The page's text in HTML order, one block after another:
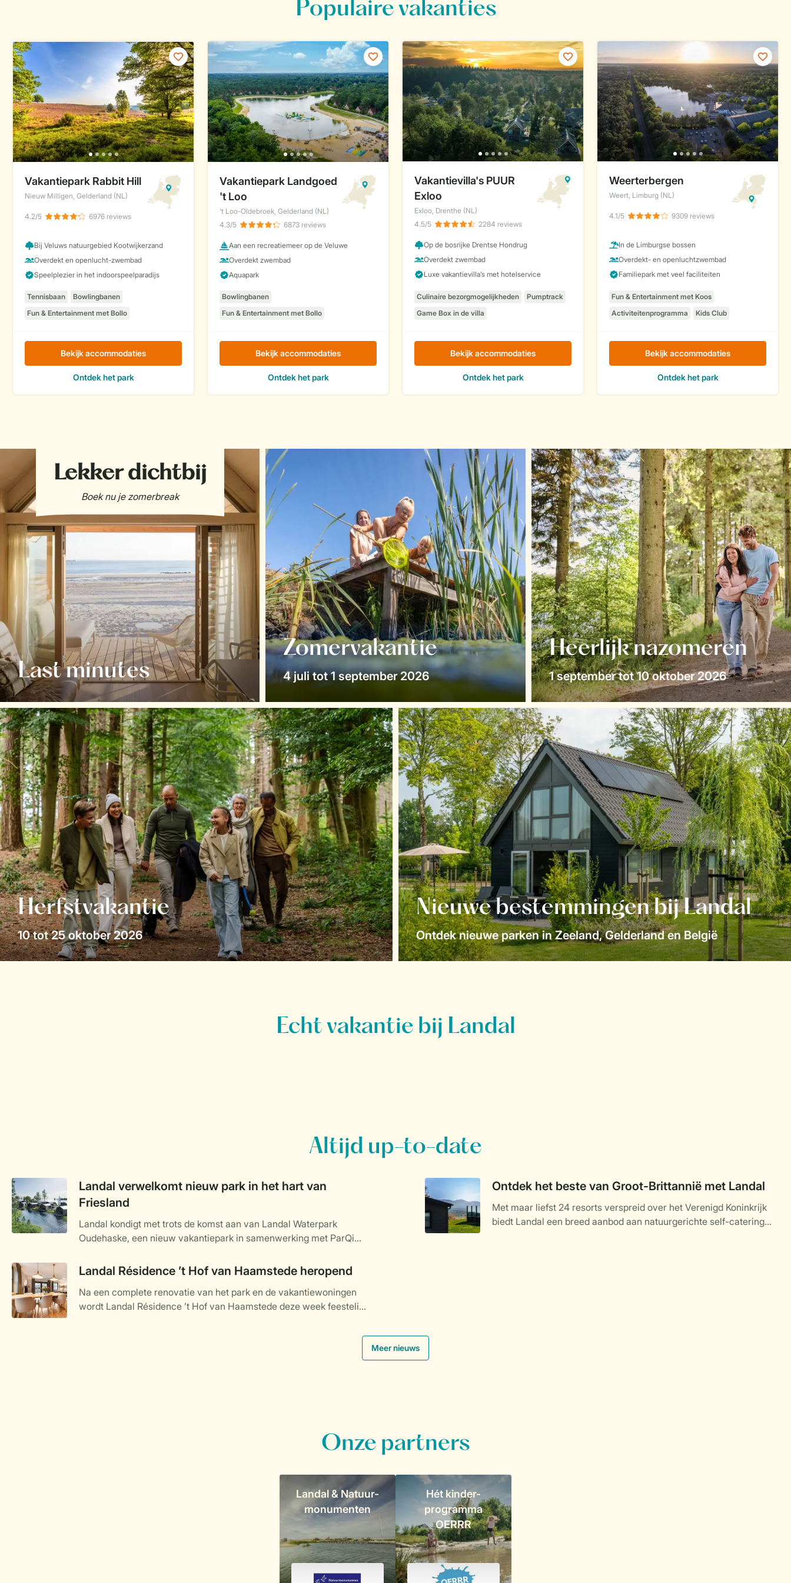
Last minutes
Zomervakantie
4 juli tot 1 september 2026
Heerlijk nazomeren
1 september tot 10 oktober 2026
Herfstvakantie
10 tot 25 oktober 2026
Nieuwe bestemmingen bij Landal
Ontdek nieuwe parken in Zeeland, Gelderland en België
Altijd up-to-date
Landal verwelkomt nieuw park in het hart van
Friesland
Landal kondigt met trots de komst aan van Landal Waterpark
Oudehaske, een nieuw vakantiepark in samenwerking met ParQio,
ligt in het hart van Friesland en staat volledig in het teken staat van
water, natuur en ontspanning. Het kleinschalige park met 60 veelal
aan het water gelegen vakantiewoningen, opent zijn deuren in het
najaar van 2025 en biedt een ideale uitvalsbasis voor
Ontdek het beste van Groot-Brittannië met Landal
Met maar liefst 24 resorts verspreid over het Verenigd Koninkrijk
biedt Landal een breed aanbod aan natuurgerichte self-catering
Landal Résidence ’t Hof van Haamstede heropend
Na een complete renovatie van het park en de vakantiewoningen
wordt Landal Résidence ’t Hof van Haamstede deze week feestelijk
Meer nieuws
Onze partners
Landal & Natuur-
monumenten
Hét kinder-
programma
OERRR